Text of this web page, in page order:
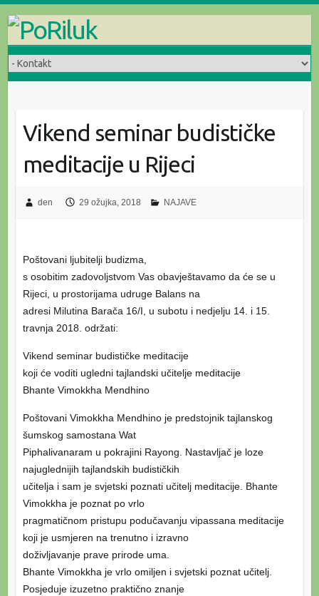
content
Vikend seminar budističke
meditacije u Rijeci
den 29 ožujka, 2018 NAJAVE
Poštovani ljubitelji budizma,
s osobitim zadovoljstvom Vas obavještavamo da će se u
Rijeci, u prostorijama udruge Balans na
adresi Milutina Barača 16/I, u subotu i nedjelju 14. i 15.
travnja 2018. održati:
Vikend seminar budističke meditacije
koji će voditi ugledni tajlandski učitelje meditacije
Bhante Vimokkha Mendhino
Poštovani Vimokkha Mendhino je predstojnik tajlanskog
šumskog samostana Wat
Piphalivanaram u pokrajini Rayong. Nastavljač je loze
najuglednijih tajlandskih budističkih
učitelja i sam je svjetski poznati učitelj meditacije. Bhante
Vimokkha je poznat po vrlo
pragmatičnom pristupu podučavanju vipassana meditacije
koji je usmjeren na trenutno i izravno
doživljavanje prave prirode uma.
Bhante Vimokkha je vrlo omiljen i svjetski poznat učitelj.
Posjeduje izuzetno praktično znanje